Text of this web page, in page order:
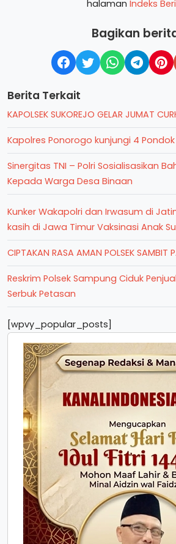
halaman Indeks
Bagikan
Berita Terkait
KAPOLSEK SUKOREJO GELAR JUMAT
Kapolres Ponorogo kunjungi 4
Sinergitas TNI – Polri Sosialisasikan
Kepada Warga Desa Binaan
Kunker Wakapolri dan Irwasum di
kasih di Jawa Timur Vaksinasi Anak
CIPTAKAN RASA AMAN POLSEK SAMBIT
Reskrim Polsek Sampung Ciduk
Serbuk Petasan
[wpvy_popular_posts]